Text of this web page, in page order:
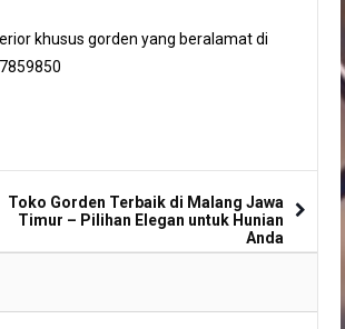
khusus gorden yang beralamat di
Toko Gorden Terbaik di Malang Jawa
Timur – Pilihan Elegan untuk Hunian
Anda